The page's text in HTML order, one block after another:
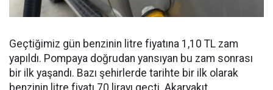
Geçtiğimiz gün benzinin litre fiyatına 1,10 TL zam
yapıldı. Pompaya doğrudan yansıyan bu zam sonrası
bir ilk yaşandı. Bazı şehirlerde tarihte bir ilk olarak
benzinin litre fiyatı 70 lirayı geçti. Akaryakıt